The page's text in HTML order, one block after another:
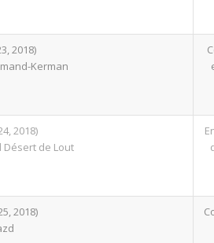
2018)
Kerman
2018)
de Lout
2018)